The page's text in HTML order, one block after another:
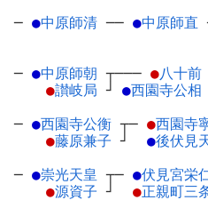
─ ●中原師清 ── ●中原師直
─ ●中原師朝 ┬
●讃岐局 ┘
─── ●八十前
●西園寺公相
─ ●西園寺公衡 ┬
●藤原兼子 ┘
─ ●西園寺
●後伏見
─ ●崇光天皇 ┬
●源資子 ┘
─ ●伏見宮栄
●正親町三